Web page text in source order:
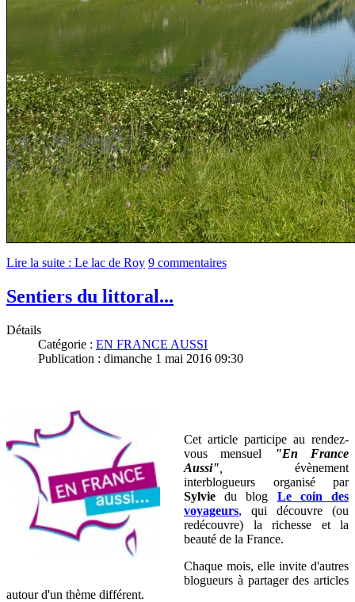
Lire la suite : Le lac de Roy 9 commentaires
Sentiers du littoral...
Détails
Catégorie : EN FRANCE AUSSI
Publication : dimanche 1 mai 2016 09:30
Cet article participe au rendez-
vous mensuel
"En France
Aussi"
évènement
interblogueurs organisé par
Sylvie du blog Le coin des
voyageurs, qui découvre (ou
redécouvre) la richesse et la
beauté de la France.
Chaque mois, elle invite d'autres
blogueurs à partager des articles
autour d'un thème différent.